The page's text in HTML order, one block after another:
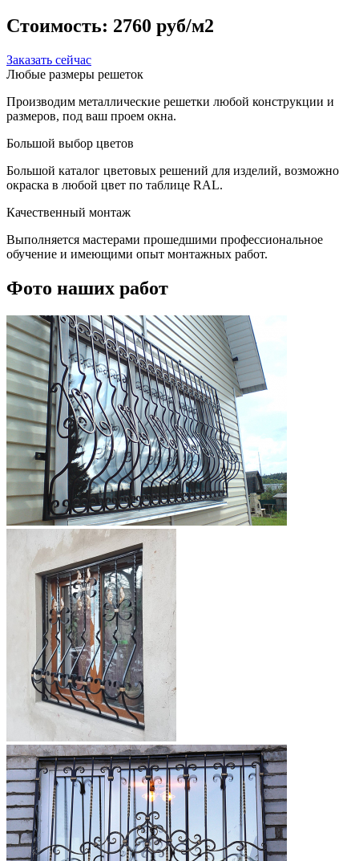
Стоимость: 2760 руб/м2
Заказать сейчас
Любые размеры решеток
Производим металлические решетки любой конструкции и
размеров, под ваш проем окна.
Большой выбор цветов
Большой каталог цветовых решений для изделий, возможно
окраска в любой цвет по таблице RAL.
Качественный монтаж
Выполняется мастерами прошедшими профессиональное
обучение и имеющими опыт монтажных работ.
Фото наших работ